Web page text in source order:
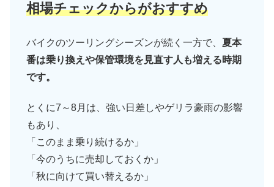
相場チェックからがおすすめ
バイクのツーリングシーズンが続く一方で、 夏本
番は乗り換えや保管環境を見直す人も増える時期
です。
とくに7～8月は、強い日差しやゲリラ豪雨の影響
もあり、
「このまま乗り続けるか」
「今のうちに売却しておくか」
「秋に向けて買い替えるか」